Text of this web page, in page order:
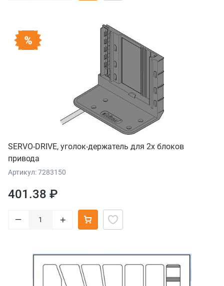
SERVO-DRIVE, уголок-держатель для 2х блоков
привода
Артикул: 7283150
401.38 ₽
– +